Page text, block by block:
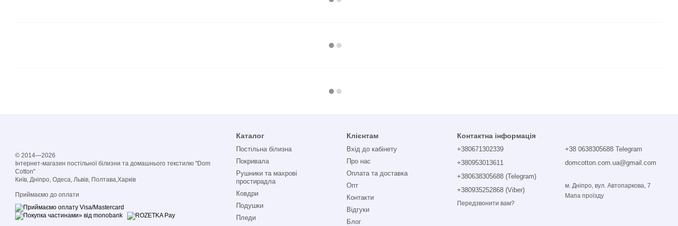
© 2014—2026
Інтернет-магазин постільної білизни та домашнього текстилю "Dom
Cotton"
Київ, Дніпро, Одеса, Львів, Полтава,Харків
Приймаємо до оплати
Каталог
Постільна білизна
Покривала
Рушники та махрові
простирадла
Ковдри
Подушки
Пледи
Клієнтам
Вхід до кабінету
Про нас
Оплата та доставка
Опт
Контакти
Відгуки
Блог
Контактна інформація
+380671302339
+380953013611
+380638305688 (Telegram)
+380935252868 (Viber)
Передзвонити вам?
+38 0638305688 Telegram
domcotton.com.ua@gmail.com
м. Дніпро, вул. Автопаркова, 7
Мапа проїзду